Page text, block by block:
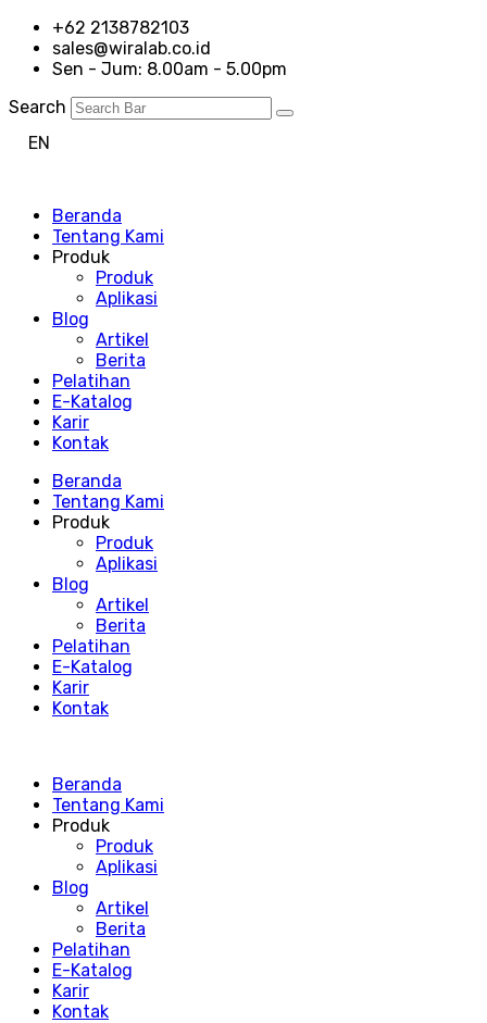
+62 2138782103
sales@wiralab.co.id
Sen - Jum: 8.00am - 5.00pm
Search
EN
Beranda
Tentang Kami
Produk
Produk
Aplikasi
Blog
Artikel
Berita
Pelatihan
E-Katalog
Karir
Kontak
Beranda
Tentang Kami
Produk
Produk
Aplikasi
Blog
Artikel
Berita
Pelatihan
E-Katalog
Karir
Kontak
Beranda
Tentang Kami
Produk
Produk
Aplikasi
Blog
Artikel
Berita
Pelatihan
E-Katalog
Karir
Kontak